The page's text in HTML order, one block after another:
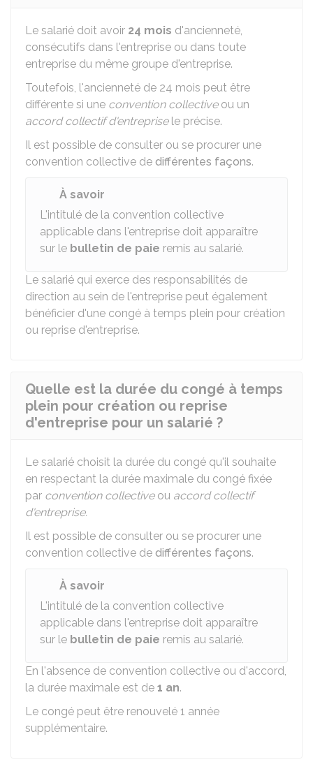
Le salarié doit avoir 24 mois d'ancienneté,
consécutifs dans l'entreprise ou dans toute
entreprise du même groupe d'entreprise.
Toutefois, l'ancienneté de 24 mois peut être
différente si une convention collectiveou un
accord collectif d'entreprisele précise.
Il est possible de consulter ou se procurer une
convention collective de différentes façons.
À savoir
L'intitulé de la convention collective
applicable dans l'entreprise doit apparaître
sur le bulletin de paie remis au salarié.
Le salarié qui exerce des responsabilités de
direction au sein de l'entreprise peut également
bénéficier d'une congé à temps plein pour création
ou reprise d'entreprise.
Quelle est la durée du congé à temps
plein pour création ou reprise
d'entreprise pour un salarié ?
Le salarié choisit la durée du congé qu'il souhaite
en respectant la durée maximale du congé fixée
par convention collectiveou accord collectif
d'entreprise.
Il est possible de consulter ou se procurer une
convention collective de différentes façons.
À savoir
L'intitulé de la convention collective
applicable dans l'entreprise doit apparaître
sur le bulletin de paie remis au salarié.
En l'absence de convention collective ou d'accord,
la durée maximale est de 1 an.
Le congé peut être renouvelé 1 année
supplémentaire.